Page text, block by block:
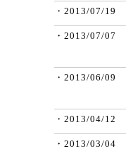
・2013/07/19
・2013/07/07
・2013/06/09
・2013/04/12
・2013/03/04